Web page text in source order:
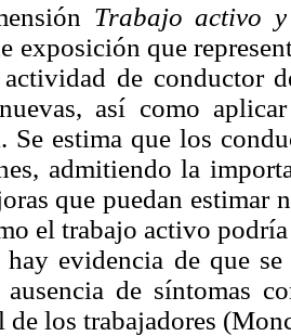
Trabajo activo
exposición que
de conductor
así como
Se estima que los
admitiendo la
que puedan estimar
el trabajo activo
hay evidencia de que
de síntomas
de los trabajadores